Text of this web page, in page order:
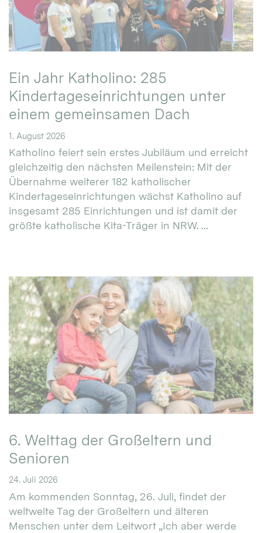
Ein Jahr Katholino: 285
Kindertageseinrichtungen unter
einem gemeinsamen Dach
1. August 2026
Katholino feiert sein erstes Jubiläum und erreicht
gleichzeitig den nächsten Meilenstein: Mit der
Übernahme weiterer 182 katholischer
Kindertageseinrichtungen wächst Katholino auf
insgesamt 285 Einrichtungen und ist damit der
größte katholische Kita-Träger in NRW. ...
6. Welttag der Großeltern und
Senioren
24. Juli 2026
Am kommenden Sonntag, 26. Juli, findet der
weltweite Tag der Großeltern und älteren
Menschen unter dem Leitwort „Ich aber werde